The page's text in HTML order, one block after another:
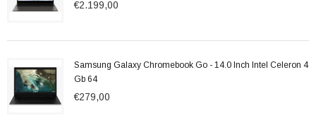
€2.199,00
Samsung Galaxy Chromebook Go - 14.0 Inch Intel Celeron 4
Gb 64
€279,00